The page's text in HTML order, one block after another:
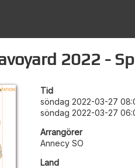
2022 -
Tid
söndag 2022-03-27
söndag 2022-03-27
Arrangörer
Annecy SO
Land